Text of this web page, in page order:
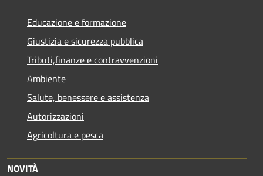
Educazione e formazione
Giustizia e sicurezza pubblica
Tributi,finanze e contravvenzioni
Ambiente
Salute, benessere e assistenza
Autorizzazioni
Agricoltura e pesca
NOVITÀ